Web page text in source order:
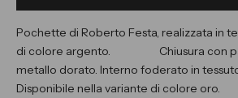
Pochette di Roberto Festa, realizzata in
di colore argento. Chiusura con
metallo dorato. Interno foderato in
Disponibile nella variante di colore oro.